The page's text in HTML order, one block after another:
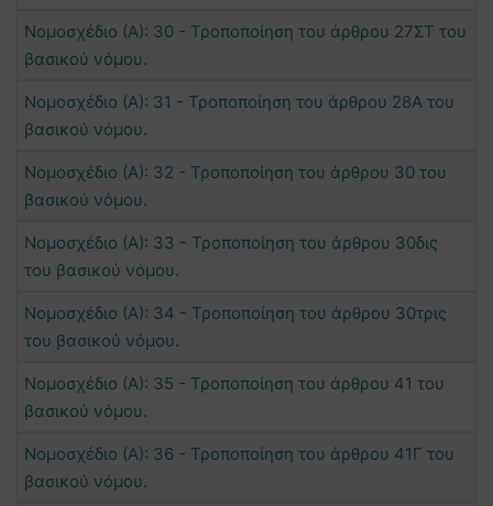
Νομοσχέδιο (Α): 30 - Τροποποίηση του άρθρου 27ΣΤ του
βασικού νόμου.
Νομοσχέδιο (Α): 31 - Τροποποίηση του άρθρου 28Α του
βασικού νόμου.
Νομοσχέδιο (Α): 32 - Τροποποίηση του άρθρου 30 του
βασικού νόμου.
Νομοσχέδιο (Α): 33 - Τροποποίηση του άρθρου 30δις
του βασικού νόμου.
Νομοσχέδιο (Α): 34 - Τροποποίηση του άρθρου 30τρις
του βασικού νόμου.
Νομοσχέδιο (Α): 35 - Τροποποίηση του άρθρου 41 του
βασικού νόμου.
Νομοσχέδιο (Α): 36 - Τροποποίηση του άρθρου 41Γ του
βασικού νόμου.